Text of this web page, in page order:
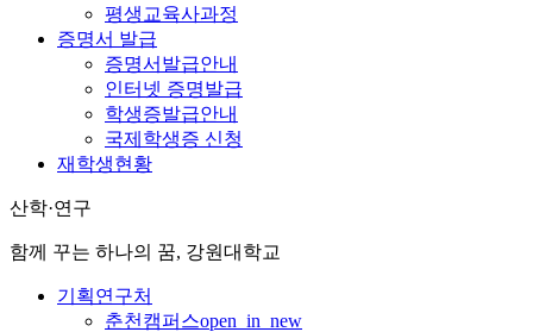
평생교육사과정
증명서 발급
증명서발급안내
인터넷 증명발급
학생증발급안내
국제학생증 신청
재학생현황
산학·연구
함께 꾸는 하나의 꿈, 강원대학교
기획연구처
춘천캠퍼스open_in_new